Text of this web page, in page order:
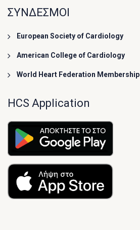
ΣΥΝΔΕΣΜΟΙ
European Society of Cardiology
American College of Cardiology
World Heart Federation Membership
HCS Application